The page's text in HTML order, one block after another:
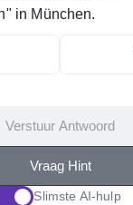
in München.
Verstuur Antwoord
Vraag Hint
Slimste AI-hulp